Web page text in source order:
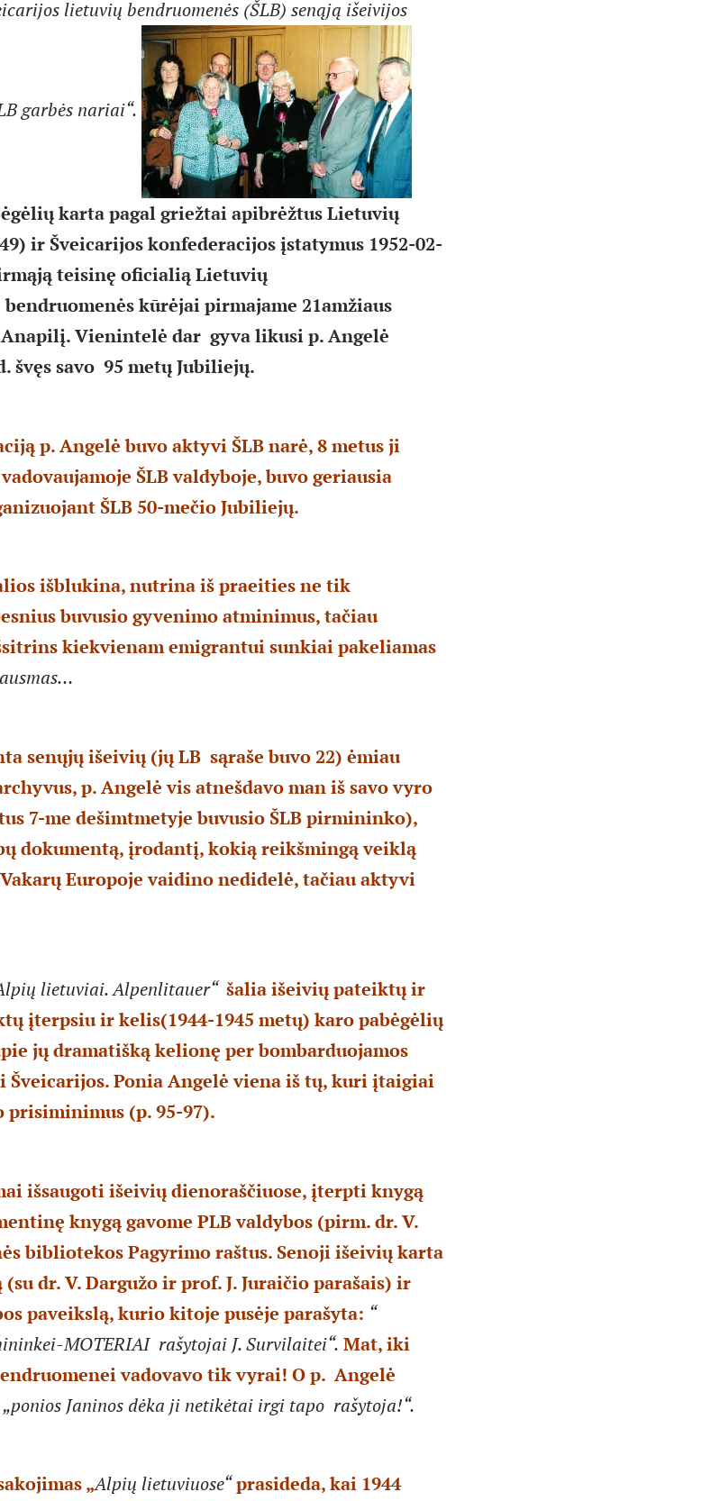
lietuvių bendruomenės (ŠLB) senąją išeivijos
garbės nariai“.
karta pagal griežtai apibrėžtus Lietuvių
ir Šveicarijos konfederacijos įstatymus 1952-02-
teisinę oficialią Lietuvių
kūrėjai pirmajame 21amžiaus
Vienintelė dar gyva likusi p. Angelė
švęs savo 95 metų Jubiliejų.
p. Angelė buvo aktyvi ŠLB narė, 8 metus ji
ŠLB valdyboje, buvo geriausia
ŠLB 50-mečio Jubiliejų.
išblukina, nutrina iš praeities ne tik
buvusio gyvenimo atminimus, tačiau
kiekvienam emigrantui sunkiai pakeliamas
senųjų išeivių (jų LB sąraše buvo 22) ėmiau
p. Angelė vis atnešdavo man iš savo vyro
7-me dešimtmetyje buvusio ŠLB pirmininko),
dokumentą, įrodantį, kokią reikšmingą veiklą
Europoje vaidino nedidelė, tačiau aktyvi
lietuviai. Alpenlitauer“ šalia išeivių pateiktų ir
įterpsiu ir kelis(1944-1945 metų) karo pabėgėlių
jų dramatišką kelionę per bombarduojamos
Ponia Angelė viena iš tų, kuri įtaigiai
(p. 95-97).
išsaugoti išeivių dienoraščiuose, įterpti knygą
knygą gavome PLB valdybos (pirm. dr. V.
bibliotekos Pagyrimo raštus. Senoji išeivių karta
dr. V. Dargužo ir prof. J. Juraičio parašais) ir
paveikslą, kurio kitoje pusėje parašyta: “
MOTERIAI rašytojai J. Survilaitei“. Mat, iki
vadovavo tik vyrai! O p. Angelė
„ponios Janinos dėka ji netikėtai irgi tapo rašytoja!“.
„Alpių lietuviuose“prasideda, kai 1944